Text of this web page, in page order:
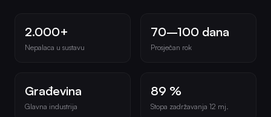
2.000+
Nepalaca u sustavu
70–100 dana
Prosječan rok
Građevina
Glavna industrija
89 %
Stopa zadržavanja 12 mj.